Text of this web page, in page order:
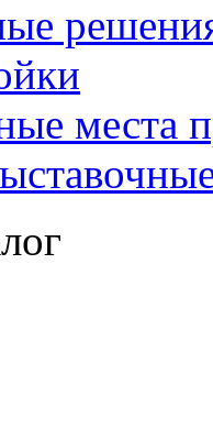
места